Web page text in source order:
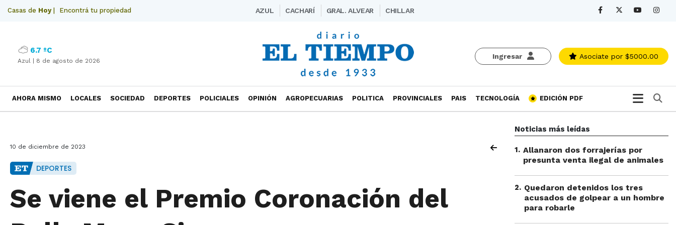
Casas de Hoy| Encontrá tu propiedad AZUL CACHARÍ GRAL. ALVEAR CHILLAR
Ingresar Asociate por $5000.00
6.7 ºC
Azul | 8 de agosto de 2026
AHORA MISMO LOCALES SOCIEDAD DEPORTES POLICIALES OPINIÓN AGROPECUARIAS POLITICA PROVINCIALES PAIS TECNOLOGÍA EDICIÓN PDF
10 de diciembre de 2023
DEPORTES
Se viene el Premio Coronación del
Noticias más leídas
1. Allanaron dos forrajerías por
presunta venta ilegal de animales
2. Quedaron detenidos los tres
acusados de golpear a un hombre
para robarle